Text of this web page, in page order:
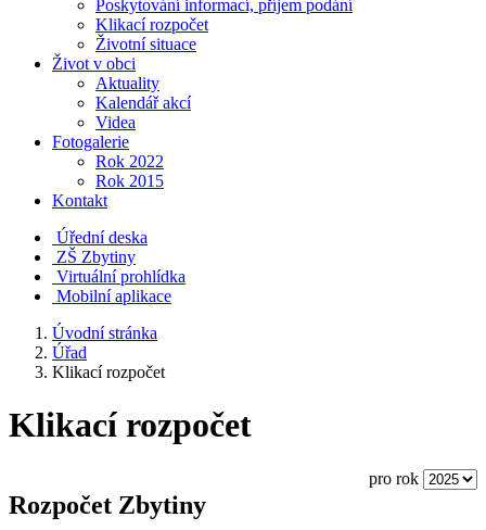
Poskytování informací, příjem podání
Klikací rozpočet
Životní situace
Život v obci
Aktuality
Kalendář akcí
Videa
Fotogalerie
Rok 2022
Rok 2015
Kontakt
Úřední deska
ZŠ Zbytiny
Virtuální prohlídka
Mobilní aplikace
Úvodní stránka
Úřad
Klikací rozpočet
Klikací rozpočet
pro rok
Rozpočet Zbytiny